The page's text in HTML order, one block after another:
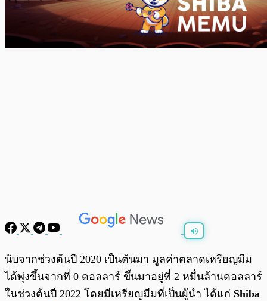
พร้อมเล่น / 0:00
นับจากช่วงต้นปี 2020 เป็นต้นมา มูลค่าตลาดเหรียญมีม
ได้พุ่งขึ้นจากที่ 0 ดอลลาร์ ขึ้นมาอยู่ที่ 2 หมื่นล้านดอลลาร์
ในช่วงต้นปี 2022 โดยมีเหรียญมีมที่เป็นผู้นำ ได้แก่ Shiba